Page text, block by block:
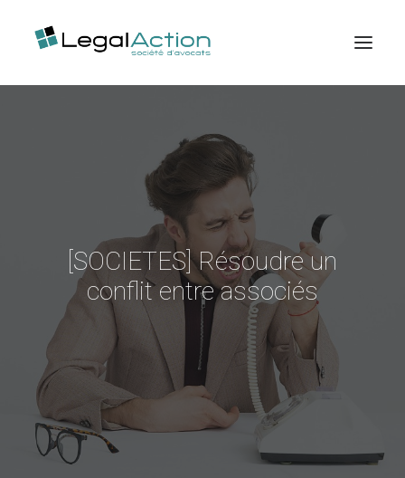
Contactez-nous
Espace client
Recherche
[SOCIETES] Résoudre un
conflit entre associés